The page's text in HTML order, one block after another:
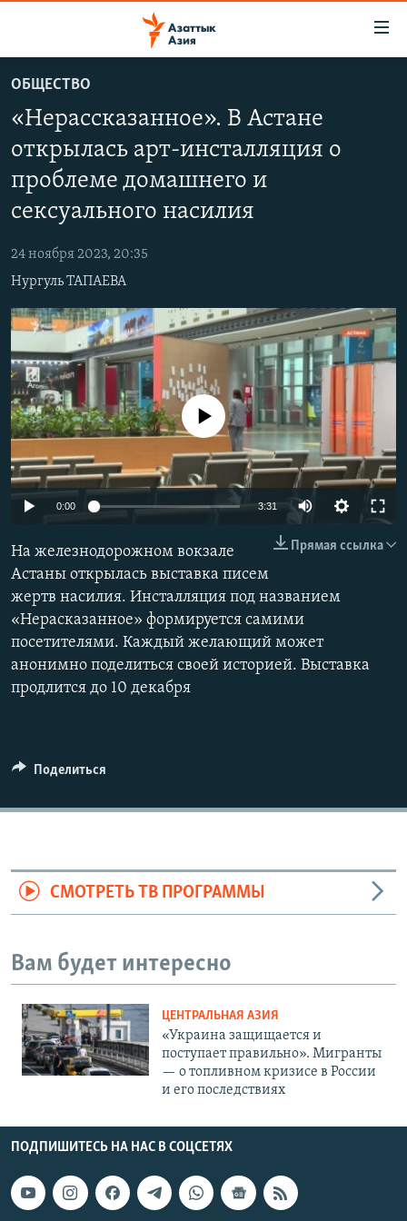
основному
содержанию
Вернутся
главной
Вернутся
ЦЕНТРАЛЬНАЯ АЗИЯ
КАЗАХСТАН
КЫРГЫЗСТАН
ТАДЖИКИСТАН
НОВОСТИ
ВОЙНА В УКРАИНЕ
НА ДРУГИХ ЯЗЫКАХ
ҚАЗАҚША
КЫРГЫЗЧА
ЎЗБЕКЧА
ТОҶИКӢ
TÜRKMENÇE
ПОДПИШИТЕСЬ НА НАС В СОЦСЕТЯХ
Все сайты РСЕ/РС
ОБЩЕСТВО
«Нерассказанное». В Астане
открылась арт-инсталляция о
проблеме домашнего и
сексуального насилия
24 ноября 2023, 20:35
Нургуль ТАПАЕВА
360p
720p 1080p
No media source currently available
0:00 3:31
480p
1080p
Прямая ссылка
На железнодорожном вокзале
Астаны открылась выставка писем
жертв насилия. Инсталляция под названием
«Нерасказанное» формируется самими
посетителями. Каждый желающий может
анонимно поделиться своей историей. Выставка
продлится до 10 декабря
Поделиться
СМОТРЕТЬ ТВ ПРОГРАММЫ
Вам будет интересно
ЦЕНТРАЛЬНАЯ АЗИЯ
«Украина защищается и
поступает правильно». Мигранты
— о топливном кризисе в России
и его последствиях
ПОДПИШИТЕСЬ НА НАС В СОЦСЕТЯХ